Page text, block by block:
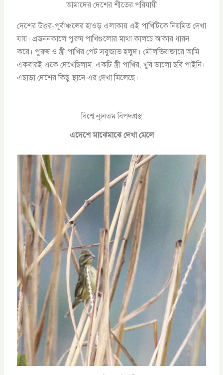
আমাদের দেশের শীতের পরিযায়ী
দেশের উত্তর-পূর্বাঞ্চলের হাওড় এলাকায় এই পাখিটিকে নিয়মিত দেখা
যায়। প্রজননকালে পুরুষ পাখিগুলোর মাথা কালচে আকার ধারন
করে। পুরুষ ও স্ত্রী পাখির পেট সবুজাভ হলুদ। মৌলভিবাজারে আমি
একবারই একে দেখেছিলাম, একটি স্ত্রী পাখির, খুব ভালো ছবি পাইনি।
এছাড়া দেশের কিছু স্থানে এর দেখা মিলেছে।
বিশ্বে ন্যুনতম বিপদগ্রস্থ
এদেশে মাঝেমাঝে দেখা মেলে